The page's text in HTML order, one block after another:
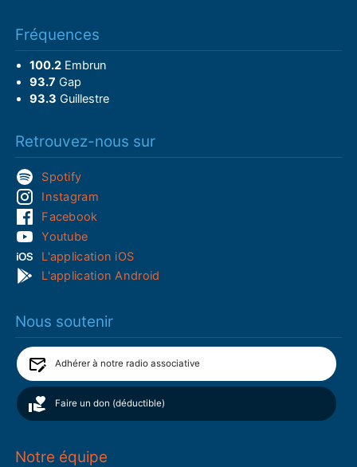
Fréquences
100.2Embrun
93.7 Gap
93.3 Guillestre
Retrouvez-nous sur
Spotify
Instagram
Facebook
Youtube
L'application iOS
L'application Android
Nous soutenir
Adhérer à notre radio associative
Faire un don (déductible)
Notre équipe